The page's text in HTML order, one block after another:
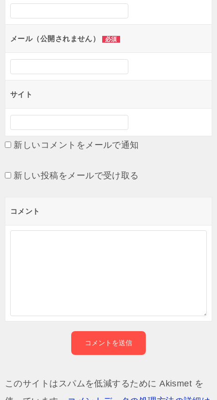
メール（公開されません） 必須
サイト
新しいコメントをメールで通知
新しい投稿をメールで受け取る
コメント
このサイトはスパムを低減するために Akismet を